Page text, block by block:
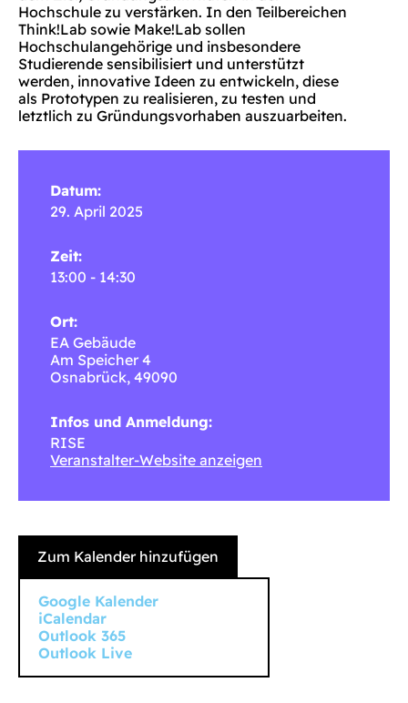
Hochschule zu verstärken. In den Teilbereichen
Think!Lab sowie Make!Lab sollen
Hochschulangehörige und insbesondere
Studierende sensibilisiert und unterstützt
werden, innovative Ideen zu entwickeln, diese
als Prototypen zu realisieren, zu testen und
letztlich zu Gründungsvorhaben auszuarbeiten.
Datum:
29. April 2025
Zeit:
13:00 - 14:30
Ort:
EA Gebäude
Am Speicher 4
Osnabrück, 49090
Infos und Anmeldung:
RISE
Veranstalter-Website anzeigen
Zum Kalender hinzufügen
Google Kalender
iCalendar
Outlook 365
Outlook Live